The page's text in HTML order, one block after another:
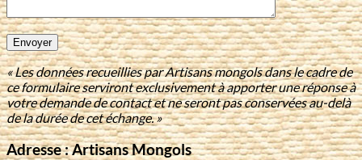
« Les données recueillies par Artisans mongols dans le cadre de
ce formulaire serviront exclusivement à apporter une réponse à
votre demande de contact et ne seront pas conservées au-delà
de la durée de cet échange. »
Adresse : Artisans Mongols